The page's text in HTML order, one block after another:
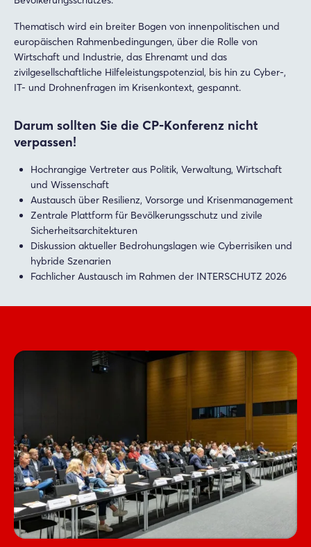
Thematisch wird ein breiter Bogen von innenpolitischen und
europäischen Rahmenbedingungen, über die Rolle von
Wirtschaft und Industrie, das Ehrenamt und das
zivilgesellschaftliche Hilfeleistungspotenzial, bis hin zu Cyber-,
IT- und Drohnenfragen im Krisenkontext, gespannt.
Darum sollten Sie die CP-Konferenz nicht
verpassen!
Hochrangige Vertreter aus Politik, Verwaltung, Wirtschaft
und Wissenschaft
Austausch über Resilienz, Vorsorge und Krisenmanagement
Zentrale Plattform für Bevölkerungsschutz und zivile
Sicherheitsarchitekturen
Diskussion aktueller Bedrohungslagen wie Cyberrisiken und
hybride Szenarien
Fachlicher Austausch im Rahmen der INTERSCHUTZ 2026